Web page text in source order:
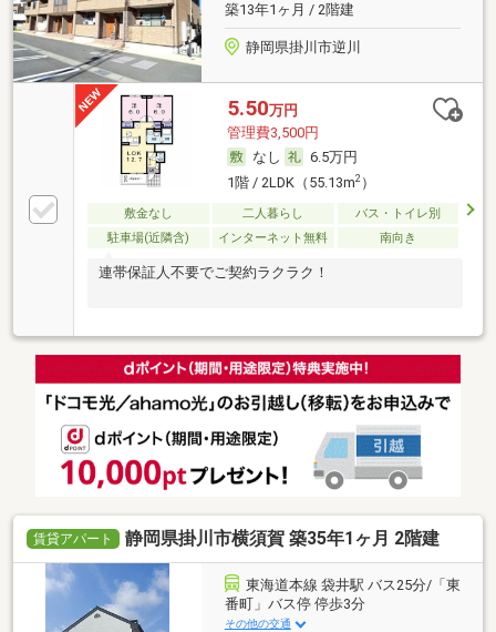
築13年1ヶ月 / 2階建
静岡県掛川市逆川
5.50万円
管理費3,500円
なし
6.5万円
1階 / 2LDK（55.13m2）
敷金なし 二人暮らし
バス・トイレ別
駐車場(近隣含)
インターネット無料 南向き
連帯保証人不要でご契約ラクラク！
賃貸アパート 静岡県掛川市横須賀 築35年1ヶ月 2階建
東海道本線 袋井駅 バス25分/「東
番町」バス停 停歩3分
その他の交通